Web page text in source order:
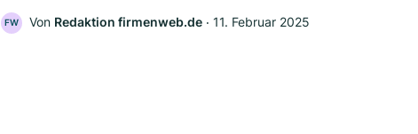
FW Von Redaktion firmenweb.de ‧ 11. Februar 2025